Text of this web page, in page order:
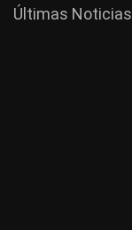
Últimas Noticias